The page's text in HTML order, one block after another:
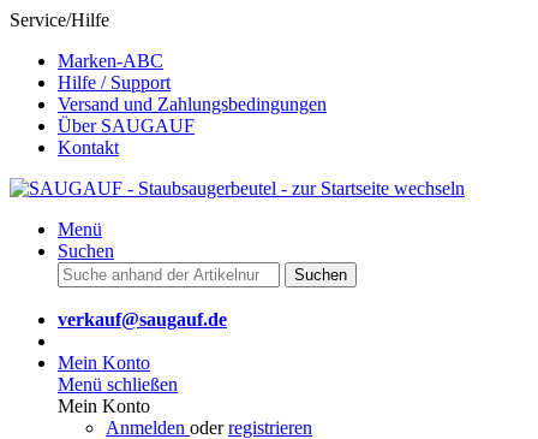
Service/Hilfe
Marken-ABC
Hilfe / Support
Versand und Zahlungsbedingungen
Über SAUGAUF
Kontakt
Menü
Suchen
Suchen
verkauf@saugauf.de
Mein Konto
Menü schließen
Mein Konto
Anmelden oderregistrieren